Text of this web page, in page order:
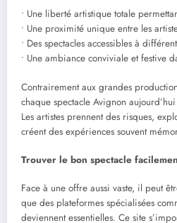
• Une liberté artistique totale
• Une proximité unique entre les
• Des spectacles accessibles à
• Une ambiance conviviale et festive
Contrairement aux grandes
chaque spectacle Avignon
Les artistes prennent des risques,
créent des expériences souvent
Trouver le bon spectacle
Face à une offre aussi vaste, il peut
que des plateformes spécialisées
deviennent essentielles. Ce site